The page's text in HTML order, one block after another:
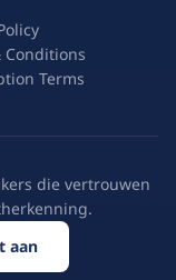
Conditions
Terms
die vertrouwen
aan